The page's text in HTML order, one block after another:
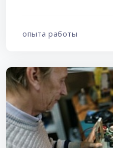
опыта работы